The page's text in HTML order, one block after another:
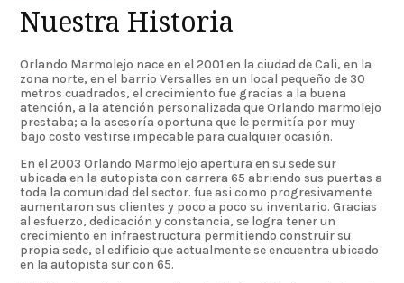
Nuestra Historia
Orlando Marmolejo nace en el 2001 en la ciudad de Cali, en la
zona norte, en el barrio Versalles en un local pequeño de 30
metros cuadrados, el crecimiento fue gracias a la buena
atención, a la atención personalizada que Orlando marmolejo
prestaba; a la asesoría oportuna que le permitía por muy
bajo costo vestirse impecable para cualquier ocasión.
En el 2003 Orlando Marmolejo apertura en su sede sur
ubicada en la autopista con carrera 65 abriendo sus puertas a
toda la comunidad del sector. fue asi como progresivamente
aumentaron sus clientes y poco a poco su inventario. Gracias
al esfuerzo, dedicación y constancia, se logra tener un
crecimiento en infraestructura permitiendo construir su
propia sede, el edificio que actualmente se encuentra ubicado
en la autopista sur con 65.